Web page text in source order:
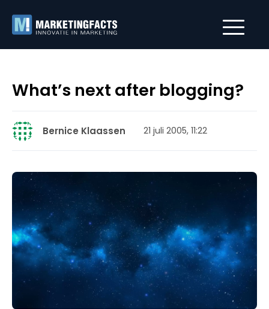
What’s next after blogging?
Bernice Klaassen 21 juli 2005, 11:22